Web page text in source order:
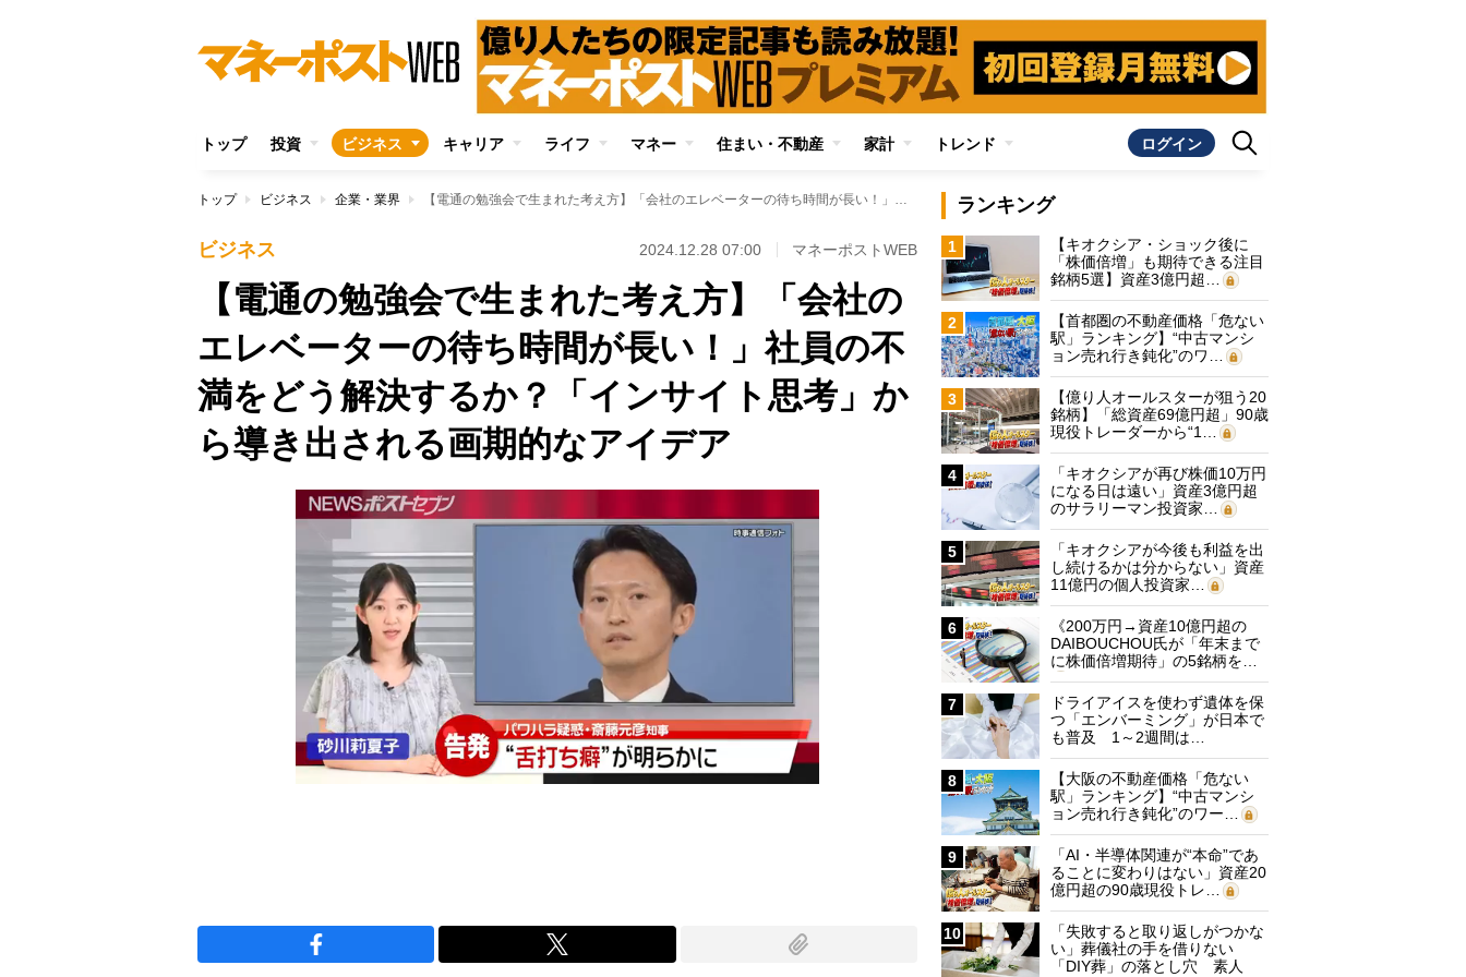
トップ 投資 ビジネス キャリア ライフ マネー 住まい・不動産 家計 トレンド ログイン
トップ ビジネス 企業・業界 【電通の勉強会で生まれた考え方】「会社のエレベーターの待ち時間が長い！」社員の不満をどう解決するか？「インサイト思考」から導き出される画期的なアイデア
ビジネス 2024.12.28 07:00 マネーポストWEB
【電通の勉強会で生まれた考え方】「会社の
エレベーターの待ち時間が長い！」社員の不
満をどう解決するか？「インサイト思考」か
ら導き出される画期的なアイデア
ランキング
1
【キオクシア・ショック後に
「株価倍増」も期待できる注目
銘柄5選】資産3億円超…
2
【首都圏の不動産価格「危ない
駅」ランキング】“中古マンシ
ョン売れ行き鈍化”のワ…
3
【億り人オールスターが狙う20
銘柄】「総資産69億円超」90歳
現役トレーダーから“1…
4
「キオクシアが再び株価10万円
になる日は遠い」資産3億円超
のサラリーマン投資家…
5
「キオクシアが今後も利益を出
し続けるかは分からない」資産
11億円の個人投資家…
6
《200万円→資産10億円超の
DAIBOUCHOU氏が「年末まで
に株価倍増期待」の5銘柄を…
7
ドライアイスを使わず遺体を保
つ「エンバーミング」が日本で
も普及 1～2週間は…
8
【大阪の不動産価格「危ない
駅」ランキング】“中古マンシ
ョン売れ行き鈍化”のワー…
9
「AI・半導体関連が“本命”であ
ることに変わりはない」資産20
億円超の90歳現役トレ…
10
「失敗すると取り返しがつかな
い」葬儀社の手を借りない
「DIY葬」の落とし穴 素人